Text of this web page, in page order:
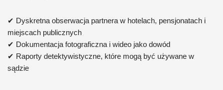
✔ Dyskretna obserwacja partnera w hotelach, pensjonatach i
miejscach publicznych
✔ Dokumentacja fotograficzna i wideo jako dowód
✔ Raporty detektywistyczne, które mogą być używane w
sądzie